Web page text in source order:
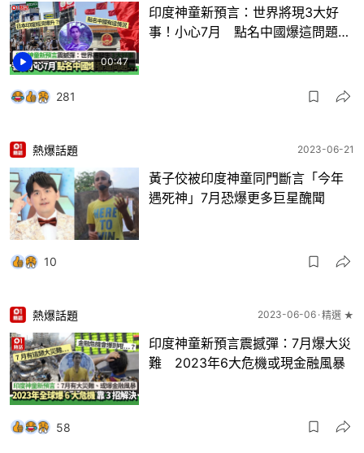
00:47
印度神童新預言：世界將現3大好
事！小心7月 點名中國爆這問題…
281
熱爆話題 2023-06-21
黃子佼被印度神童同門斷言「今年
遇死神」7月恐爆更多巨星醜聞
10
熱爆話題 2023-06-06 精選 ★
印度神童新預言震撼彈：7月爆大災
難 2023年6大危機或現金融風暴
58